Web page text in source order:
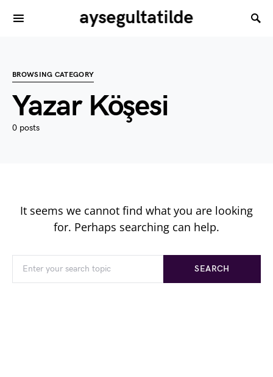
aysegultatilde
BROWSING CATEGORY
Yazar Köşesi
0 posts
It seems we cannot find what you are looking
for. Perhaps searching can help.
SEARCH